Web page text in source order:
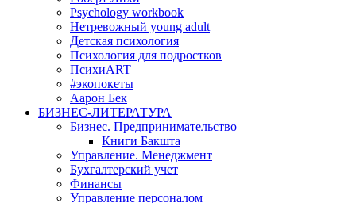
Psychology workbook
Нетревожный young adult
Детская психология
Психология для подростков
ПсихиART
#экопокеты
Аарон Бек
БИЗНЕС-ЛИТЕРАТУРА
Бизнес. Предпринимательство
Книги Бакшта
Управление. Менеджмент
Бухгалтерский учет
Финансы
Управление персоналом